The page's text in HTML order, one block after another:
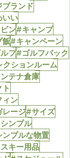
ランド
い
ン#キャンプ
飯#キャンペーン
フ#ゴルフバック
ションルーム
テナ倉庫
ィン
ージ#サイズ
ンプル
プルな物置
キー用品